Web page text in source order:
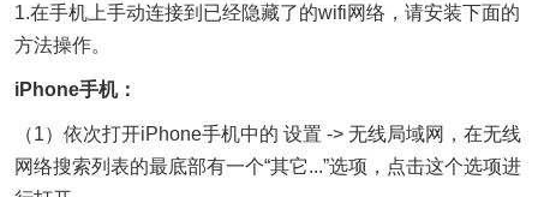
1.在手机上手动连接到已经隐藏了的wifi网络，请安装下面的
方法操作。
iPhone手机：
（1）依次打开iPhone手机中的 设置 -> 无线局域网，在无线
网络搜索列表的最底部有一个“其它...”选项，点击这个选项进